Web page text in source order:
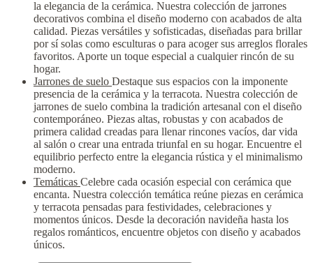
la elegancia de la cerámica. Nuestra colección de jarrones
decorativos combina el diseño moderno con acabados de alta
calidad. Piezas versátiles y sofisticadas, diseñadas para brillar
por sí solas como esculturas o para acoger sus arreglos florales
favoritos. Aporte un toque especial a cualquier rincón de su
hogar.
Jarrones de suelo Destaque sus espacios con la imponente
presencia de la cerámica y la terracota. Nuestra colección de
jarrones de suelo combina la tradición artesanal con el diseño
contemporáneo. Piezas altas, robustas y con acabados de
primera calidad creadas para llenar rincones vacíos, dar vida
al salón o crear una entrada triunfal en su hogar. Encuentre el
equilibrio perfecto entre la elegancia rústica y el minimalismo
moderno.
Temáticas Celebre cada ocasión especial con cerámica que
encanta. Nuestra colección temática reúne piezas en cerámica
y terracota pensadas para festividades, celebraciones y
momentos únicos. Desde la decoración navideña hasta los
regalos románticos, encuentre objetos con diseño y acabados
únicos.